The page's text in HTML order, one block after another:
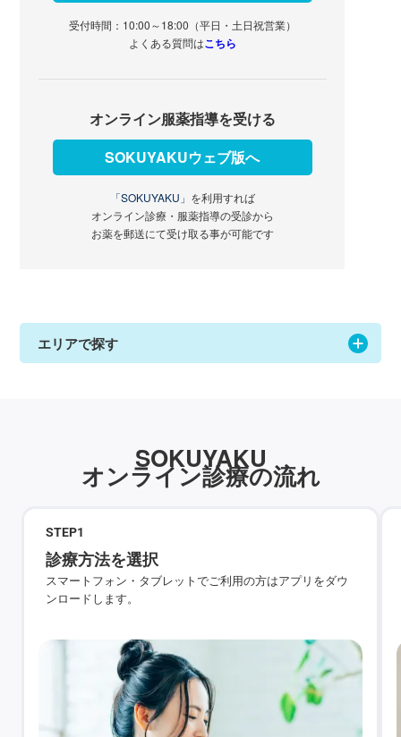
受付時間：10:00～18:00（平日・土日祝営業）
よくある質問はこちら
オンライン服薬指導を受ける
SOKUYAKUウェブ版へ
「SOKUYAKU」 を利用すれば
オンライン診療・服薬指導の受診から
お薬を郵送にて受け取る事が可能です
エリアで探す
SOKUYAKU
オンライン診療の流れ
STEP1
診療方法を選択
スマートフォン・タブレットでご利用の方はアプリをダウ
ンロードします。